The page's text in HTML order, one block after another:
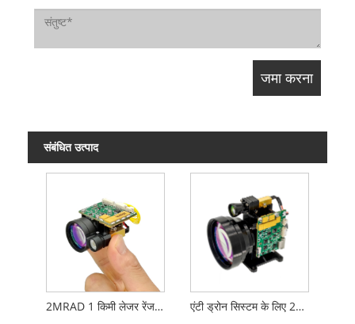
संबंधित उत्पाद
2MRAD 1 किमी लेजर रेंजफाइंडर मॉड्यूल एंटी ड्रोन स्टेक्ट के लिए एंटी ड्रोन सिस्टम के लिए 2mrad 2km लेजर रेंजफाइंडर मॉड्यूल